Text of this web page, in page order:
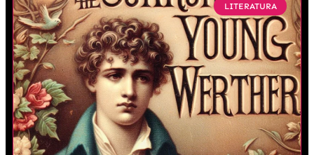
LITERATURA